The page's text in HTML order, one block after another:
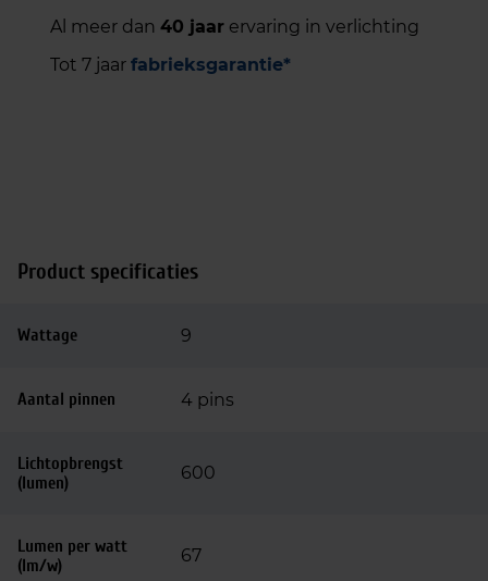
Al meer dan 40 jaar ervaring in verlichting
Tot 7 jaar fabrieksgarantie*
Product specificaties
Wattage 9
Aantal pinnen 4 pins
Lichtopbrengst
(lumen)
600
Lumen per watt
(lm/w)
67